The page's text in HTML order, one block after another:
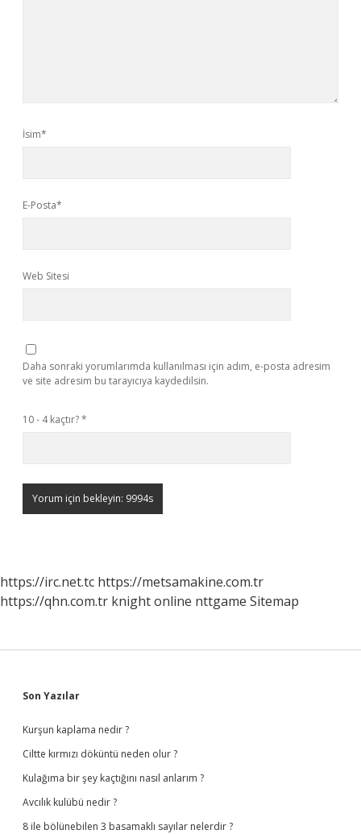
İsim*
E-Posta*
Web Sitesi
Daha sonraki yorumlarımda kullanılması için adım, e-posta adresim
ve site adresim bu tarayıcıya kaydedilsin.
10 - 4 kaçtır?*
https://irc.net.tc https://metsamakine.com.tr
https://qhn.com.tr knight online nttgame Sitemap
Sidebar
Son Yazılar
Kurşun kaplama nedir ?
Ciltte kırmızı döküntü neden olur ?
Kulağıma bir şey kaçtığını nasıl anlarım ?
Avcılık kulübü nedir ?
8 ile bölünebilen 3 basamaklı sayılar nelerdir ?